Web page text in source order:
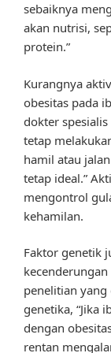
sebaiknya
akan nutrisi,
protein.”
Kurangnya
obesitas pada
dokter
tetap
hamil atau
tetap ideal.”
mengontrol
kehamilan.
Faktor genetik
penelitian
genetika, “Jika
dengan
rentan